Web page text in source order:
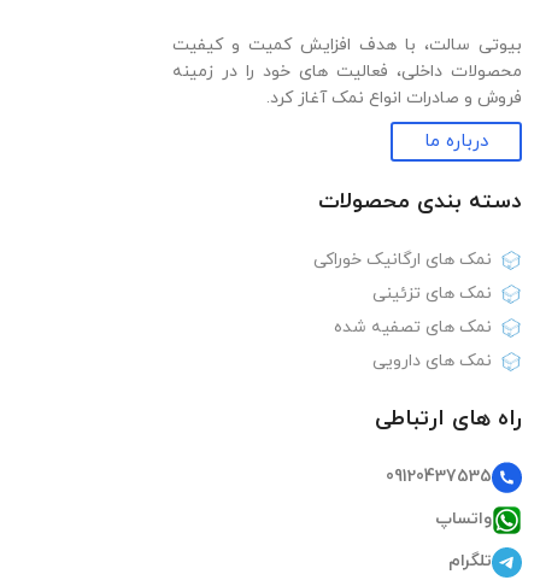
بیوتی سالت، با هدف افزایش کمیت و کیفیت
محصولات داخلی، فعالیت های خود را در زمینه
فروش و صادرات انواع نمک آغاز کرد.
درباره ما
دسته بندی‌ محصولات
نمک های ارگانیک خوراکی
نمک های تزئینی
نمک های تصفیه شده
نمک های دارویی
راه های ارتباطی
09120437535
واتساپ
تلگرام